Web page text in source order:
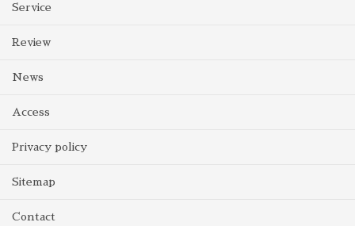
Service
Review
News
Access
Privacy policy
Sitemap
Contact